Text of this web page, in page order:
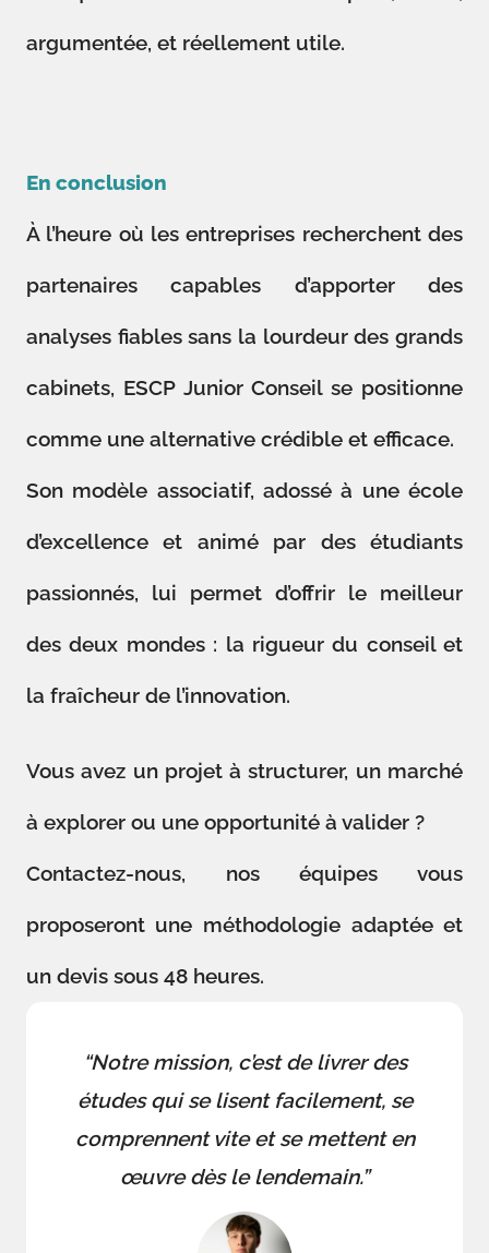
argumentée, et réellement utile.
En conclusion
À l’heure où les entreprises recherchent des
partenaires capables d’apporter des
analyses fiables sans la lourdeur des grands
cabinets, ESCP Junior Conseil se positionne
comme une alternative crédible et efficace.
Son modèle associatif, adossé à une école
d’excellence et animé par des étudiants
passionnés, lui permet d’offrir le meilleur
des deux mondes : la rigueur du conseil et
la fraîcheur de l’innovation.
Vous avez un projet à structurer, un marché
à explorer ou une opportunité à valider ?
Contactez-nous, nos équipes vous
proposeront une méthodologie adaptée et
un devis sous 48 heures.
“Notre mission, c’est de livrer des
études qui se lisent facilement, se
comprennent vite et se mettent en
œuvre dès le lendemain.”